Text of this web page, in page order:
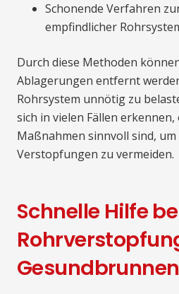
Schonende Verfahren
empfindlicher
Durch diese Methoden
Ablagerungen entfernt
Rohrsystem unnötig zu
sich in vielen Fällen
Maßnahmen sinnvoll sind,
Verstopfungen zu vermeiden.
Schnelle Hilfe
Gesundbrunnen